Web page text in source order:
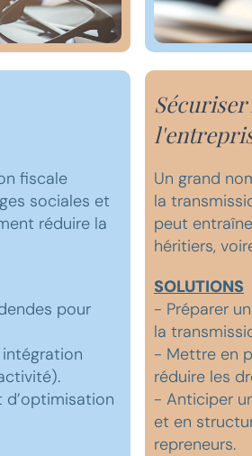
fiscale
sociales et
réduire la
pour
Un grand
la
peut
héritiers,
SOLUTIONS
- Préparer
la
- Mettre en
réduire les
- Anticiper
et en
repreneurs.